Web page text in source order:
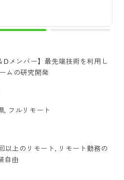
Dメンバー】最先端技術を利用し
ムの研究開発
, フルリモート
以上のリモート, リモート勤務の
自由